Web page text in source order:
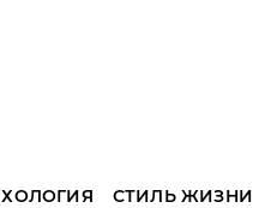
СТИЛЬ ЖИЗНИ